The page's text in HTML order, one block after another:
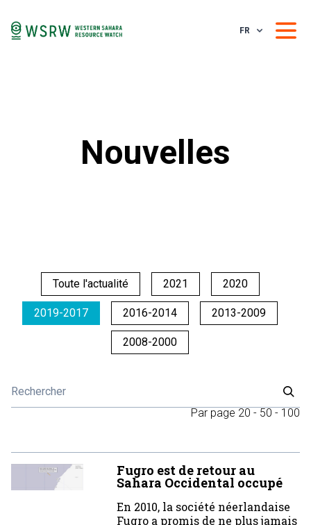
FR
Nouvelles
Toute l'actualité 2021 2020
2019-2017 2016-2014 2013-2009
2008-2000
Par page 20 - 50 - 100
Fugro est de retour au
Sahara Occidental occupé
En 2010, la société néerlandaise
Fugro a promis de ne plus jamais